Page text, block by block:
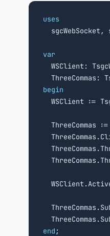
uses
sgcWebSocket,
var
WSClient:
begin
WSClient :=
ThreeCommas
end ;